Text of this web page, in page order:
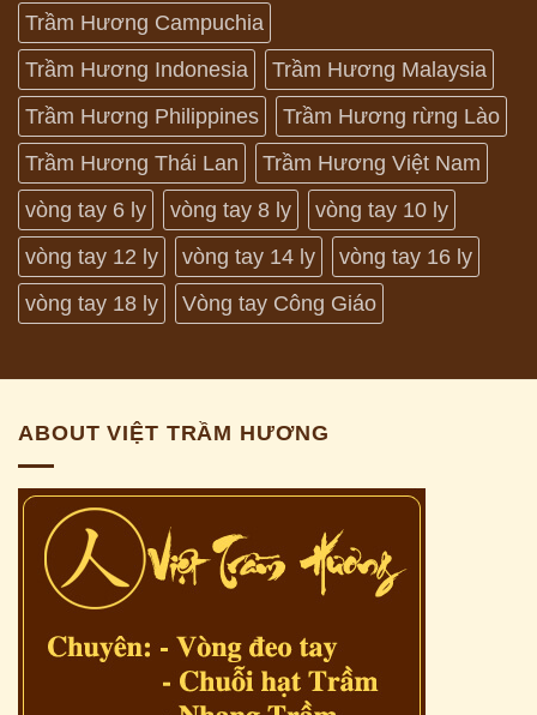
Trầm Hương Campuchia
Trầm Hương Indonesia
Trầm Hương Malaysia
Trầm Hương Philippines
Trầm Hương rừng Lào
Trầm Hương Thái Lan
Trầm Hương Việt Nam
vòng tay 6 ly
vòng tay 8 ly
vòng tay 10 ly
vòng tay 12 ly
vòng tay 14 ly
vòng tay 16 ly
vòng tay 18 ly
Vòng tay Công Giáo
ABOUT VIỆT TRẦM HƯƠNG